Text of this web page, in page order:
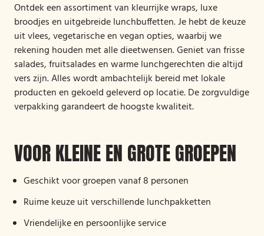
Ontdek een assortiment van kleurrijke wraps, luxe
broodjes en uitgebreide lunchbuffetten. Je hebt de keuze
uit vlees, vegetarische en vegan opties, waarbij we
rekening houden met alle dieetwensen. Geniet van frisse
salades, fruitsalades en warme lunchgerechten die altijd
vers zijn. Alles wordt ambachtelijk bereid met lokale
producten en gekoeld geleverd op locatie. De zorgvuldige
verpakking garandeert de hoogste kwaliteit.
VOOR KLEINE EN GROTE GROEPEN
Geschikt voor groepen vanaf 8 personen
Ruime keuze uit verschillende lunchpakketten
Vriendelijke en persoonlijke service